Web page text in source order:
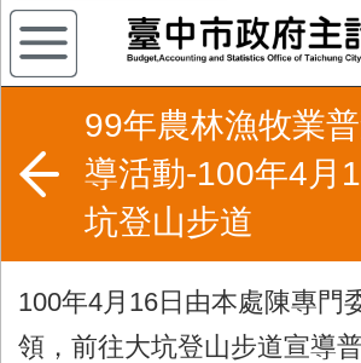
99年農林漁牧業
導活動-100年4月
坑登山步道
100年4月16日由本處陳專門
領，前往大坑登山步道宣導